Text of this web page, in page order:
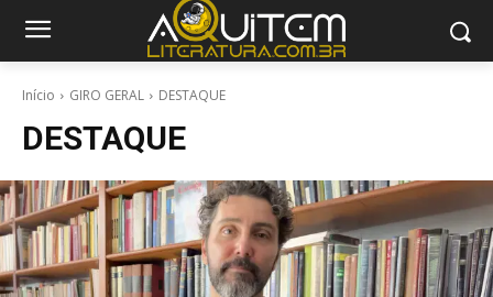
Início GIRO GERAL DESTAQUE
DESTAQUE